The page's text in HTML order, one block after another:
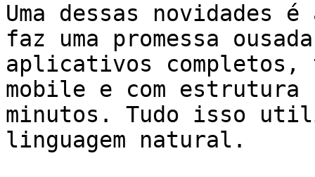
Uma dessas novidades
faz uma promessa
aplicativos completos,
mobile e com
minutos. Tudo isso
linguagem natural.